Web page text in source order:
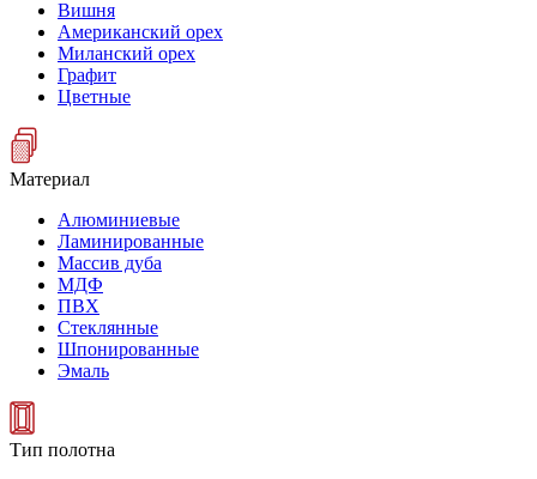
Вишня
Американский орех
Миланский орех
Графит
Цветные
Материал
Алюминиевые
Ламинированные
Массив дуба
МДФ
ПВХ
Стеклянные
Шпонированные
Эмаль
Тип полотна